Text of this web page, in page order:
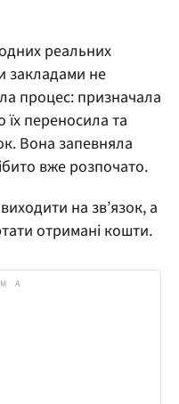
реальних
закладами не
процес: призначала
їх переносила та
Вона запевняла
вже розпочато.
на зв’язок, а
отримані кошти.